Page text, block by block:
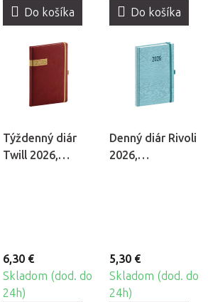
Do košíka
Do košíka
Týždenný diár
Twill 2026,
6,30 €
Skladom (dod. do
24h)
Denný diár Rivoli
2026,
5,30 €
Skladom (dod. do
24h)